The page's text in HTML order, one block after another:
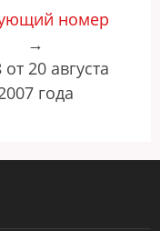
номер
→
20 августа
года